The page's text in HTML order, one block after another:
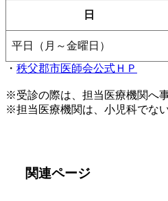
日
平日（月～金曜日）
・ 秩父郡市医師会公式ＨＰ
※受診の際は、担当医療機関へ
※担当医療機関は、小児科でな
関連ページ